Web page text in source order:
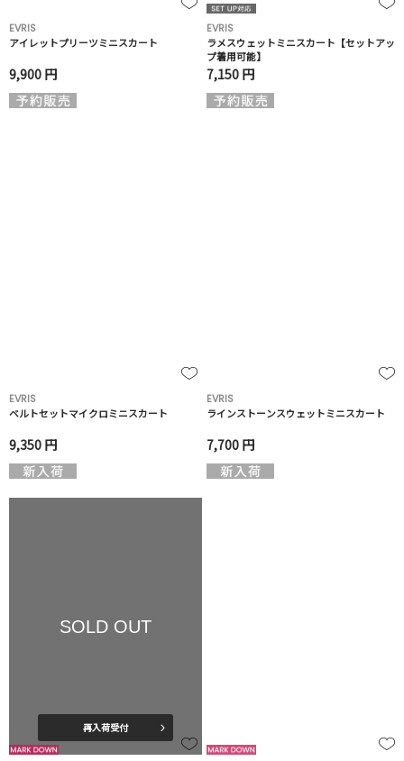
EVRIS
アイレットプリーツミニスカート
9,900 円
EVRIS
ラメスウェットミニスカート【セットアッ
プ着用可能】
7,150 円
EVRIS
ベルトセットマイクロミニスカート
9,350 円
EVRIS
ラインストーンスウェットミニスカート
7,700 円
SOLD OUT
再入荷受付